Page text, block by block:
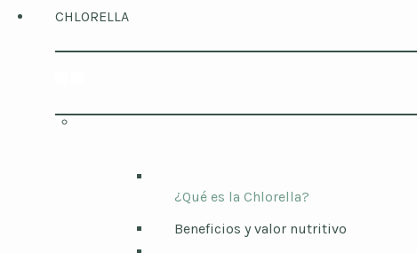
CHLORELLA
¿Qué es la Chlorella?
Beneficios y valor nutritivo